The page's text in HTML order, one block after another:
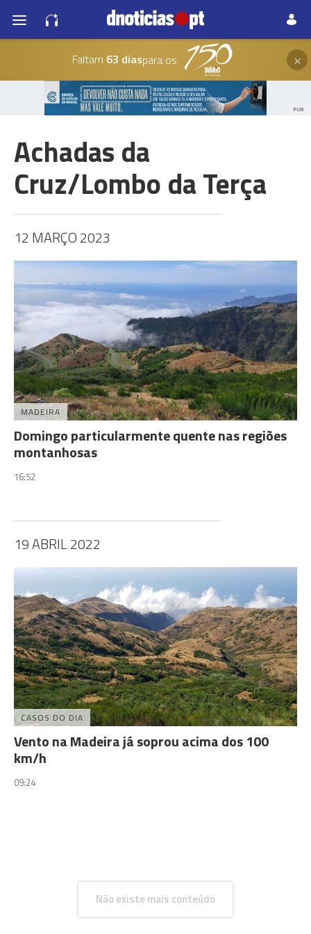
Faltam 63 diaspara os ×
PUB
Achadas da
Cruz/Lombo da Terça
12 MARÇO 2023
MADEIRA
Domingo particularmente quente nas regiões
montanhosas
16:52
19 ABRIL 2022
CASOS DO DIA
Vento na Madeira já soprou acima dos 100
km/h
09:24
Não existe mais conteúdo